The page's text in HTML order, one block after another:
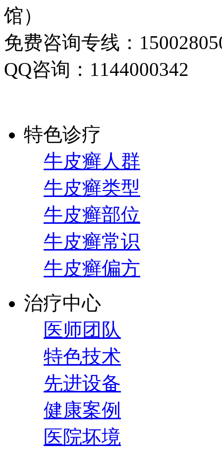
馆）
免费咨询专线：
QQ咨询：1144000342
特色诊疗
牛皮癣人群
牛皮癣类型
牛皮癣部位
牛皮癣常识
牛皮癣偏方
治疗中心
医师团队
特色技术
先进设备
健康案例
医院坏境